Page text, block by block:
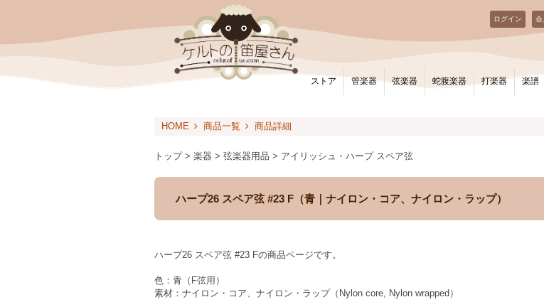
ログイン 会
ストア 管楽器 弦楽器 蛇腹楽器 打楽器 楽譜
HOME 商品一覧 商品詳細
トップ > 楽器 > 弦楽器用品 > アイリッシュ・ハープ スペア弦
ハープ26 スペア弦 #23 F（青｜ナイロン・コア、ナイロン・ラップ）
ハープ26 スペア弦 #23 Fの商品ページです。
色：青（F弦用）
素材：ナイロン・コア、ナイロン・ラップ（Nylon core, Nylon wrapped）